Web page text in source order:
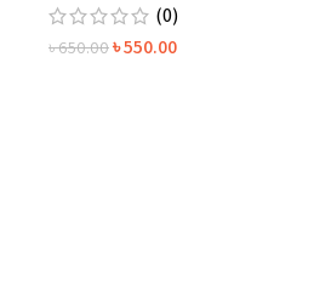
(0)
৳650.00৳550.00